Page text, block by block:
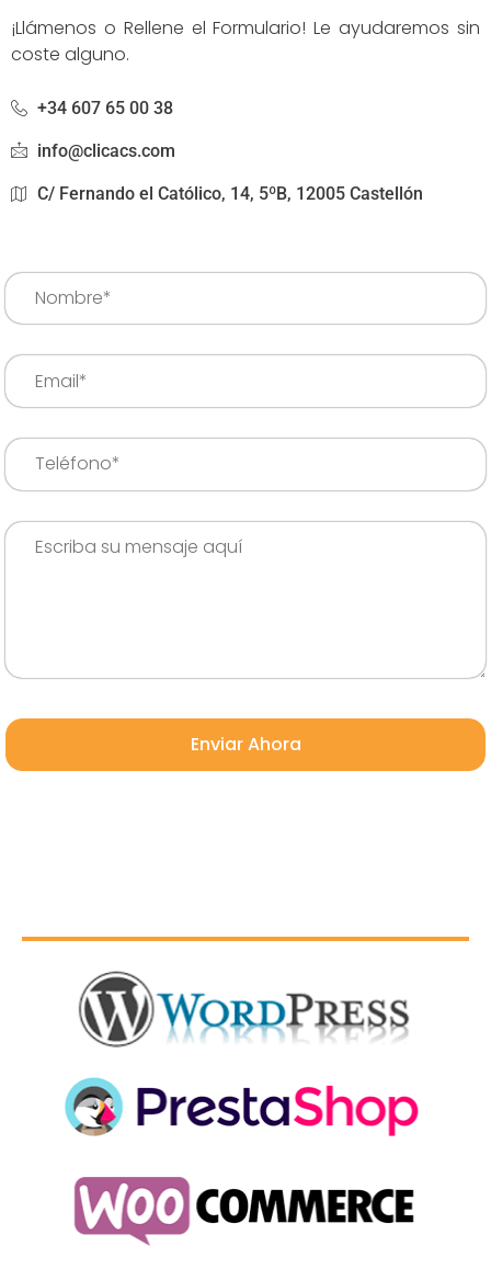
¡Llámenos o Rellene el Formulario! Le ayudaremos sin
coste alguno.
+34 607 65 00 38
info@clicacs.com
C/ Fernando el Católico, 14, 5ºB, 12005 Castellón